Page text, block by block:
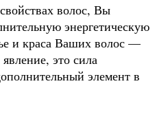
волос, Вы
энергетическую
и краса Ваших волос —
это сила
элемент в